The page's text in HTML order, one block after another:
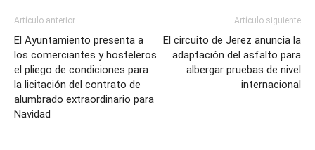
Artículo anterior
El Ayuntamiento presenta a
los comerciantes y hosteleros
el pliego de condiciones para
la licitación del contrato de
alumbrado extraordinario para
Navidad
Artículo siguiente
El circuito de Jerez anuncia la
adaptación del asfalto para
albergar pruebas de nivel
internacional